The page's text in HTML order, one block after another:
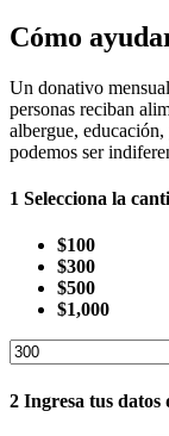
Cómo
Un donativo
personas reciban
albergue,
podemos ser
1 Selecciona la
$100
$300
$500
$1,000
2 Ingresa tus datos